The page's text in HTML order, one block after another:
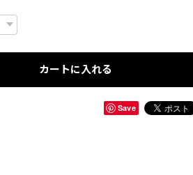
カートに入れる
Save